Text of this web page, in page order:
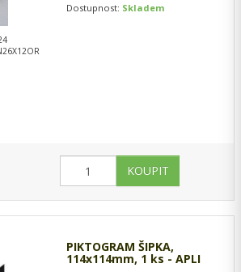
Dostupnost: Skladem
PIKTOGRAM ŠIPKA,
114x114mm, 1 ks - APLI